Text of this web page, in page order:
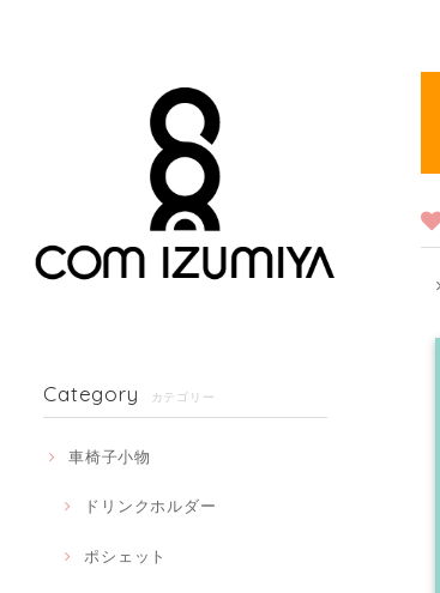
Category カテゴリー
車椅子小物
ドリンクホルダー
ポシェット